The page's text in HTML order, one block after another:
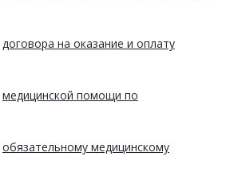
договора на оказание и оплату
медицинской помощи по
обязательному медицинскому